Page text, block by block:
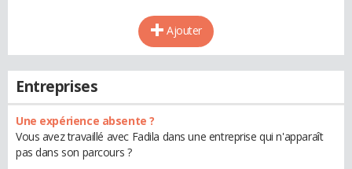
Ajouter
Entreprises
Une expérience absente ?
Vous avez travaillé avec Fadila dans une entreprise qui n'apparaît
pas dans son parcours ?